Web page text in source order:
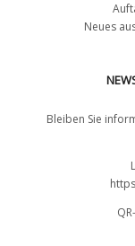
Neues
Bleiben Sie